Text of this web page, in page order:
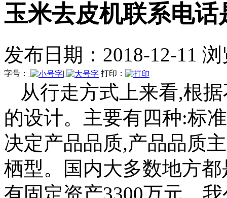
玉米去皮机联系电话
发布日期：2018-12-11
字号： | 打印：
从行走方式上来看,根
的设计。主要有四种:标
决定产品品质,产品品质
栖型。国内大多数地方
有固定资产3300万元。